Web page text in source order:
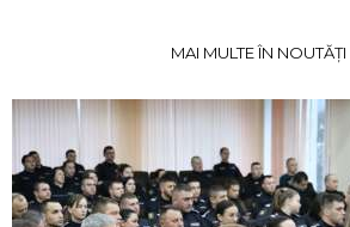
MAI MULTE ÎN NOUTĂȚI